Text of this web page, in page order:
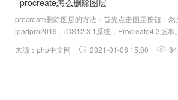
· procreate怎么删除图层
procreate删除图层的方法：首先点击图层按钮；
ipadpro2019，iOS12.3.1系统，Procreate4.3版本
来源：php中文网
2021-01-06 15:00